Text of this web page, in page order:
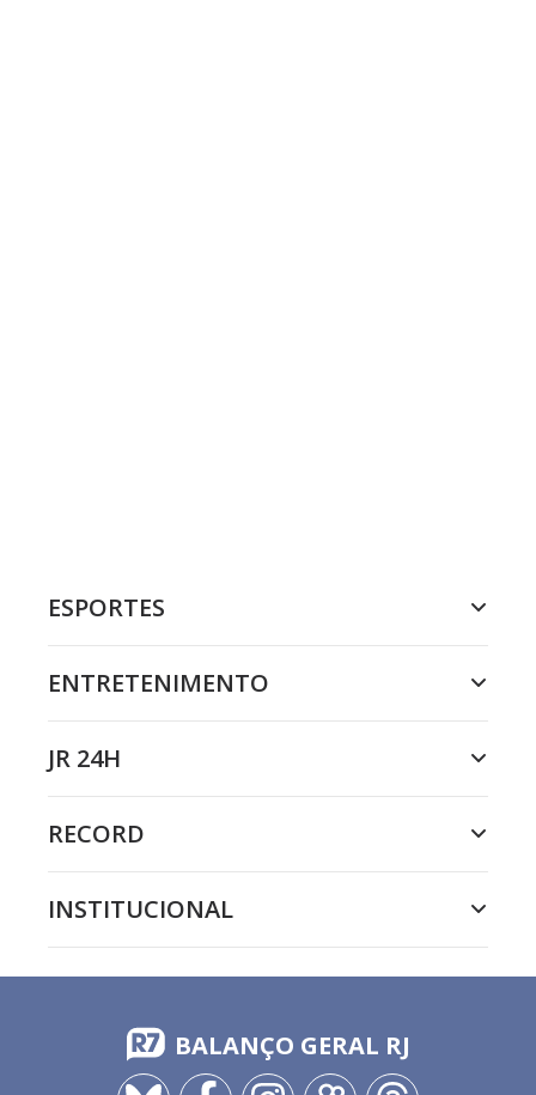
ESPORTES
ENTRETENIMENTO
JR 24H
RECORD
INSTITUCIONAL
BALANÇO GERAL RJ